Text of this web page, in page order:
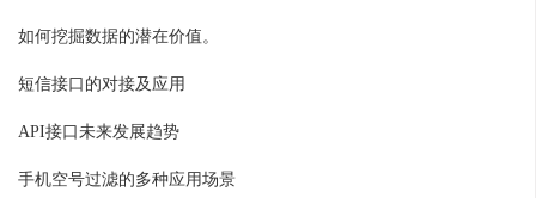
如何挖掘数据的潜在价值。
短信接口的对接及应用
API接口未来发展趋势
手机空号过滤的多种应用场景